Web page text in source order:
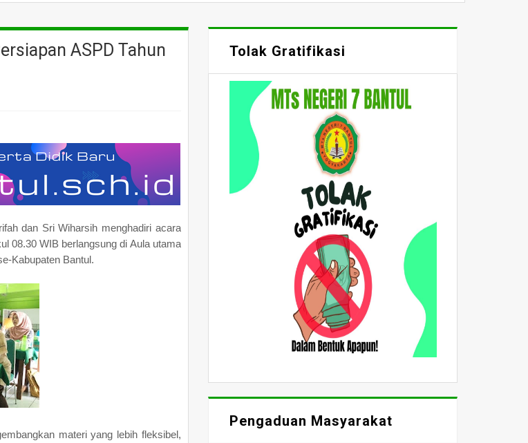
ASPD Tahun
dan Sri Wiharsih menghadiri acara
08.30 WIB berlangsung di Aula utama
Kabupaten Bantul.
materi yang lebih fleksibel,
Tolak Gratifikasi
Pengaduan Masyarakat